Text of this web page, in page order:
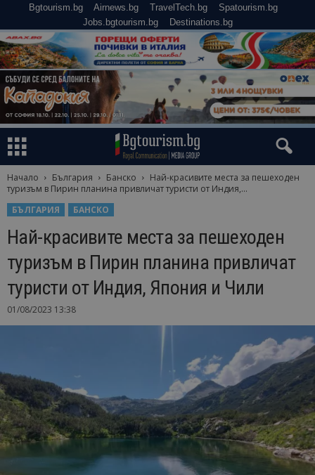
Bgtourism.bg Airnews.bg TravelTech.bg
Spatourism.bg
Jobs.bgtourism.bg
Destinations.bg
Начало България Банско
Най-красивите места за пешеходен
туризъм в Пирин планина привличат туристи от Индия,...
БЪЛГАРИЯ
БАНСКО
Най-красивите места за пешеходен
туризъм в Пирин планина привличат
туристи от Индия, Япония и Чили
01/08/2023 13:38